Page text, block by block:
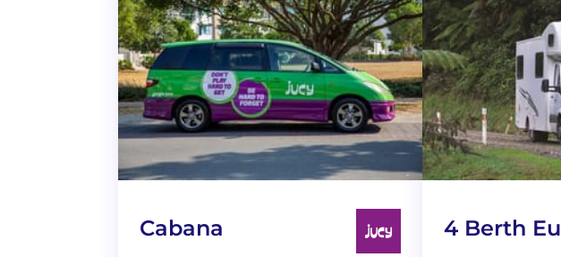
Cabana 4 Berth